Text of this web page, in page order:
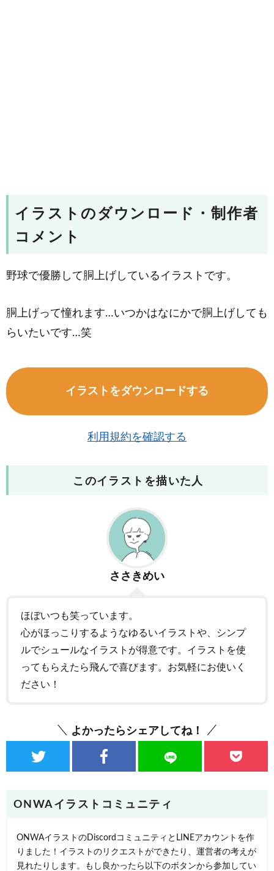
イラストのダウンロード・制作者
コメント
野球で優勝して胴上げしているイラストです。
胴上げって憧れます…いつかはなにかで胴上げしても
らいたいです…笑
イラストをダウンロードする
利用規約を確認する
このイラストを描いた人
ささきめい
ほぼいつも笑っています。
心がほっこりするようなゆるいイラストや、シンプ
ルでシュールなイラストが得意です。イラストを使
ってもらえたら飛んで喜びます。お気軽にお使いく
ださい！
よかったらシェアしてね！
ONWAイラストコミュニティ
ONWAイラストのDiscordコミュニティとLINEアカウントを作
りました！イラストのリクエストができたり、運営者の考えが
見れたりします。もし良かったら以下のボタンから参加してい